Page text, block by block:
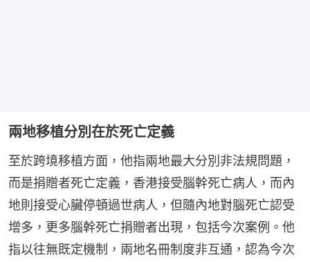
兩地移植分別在於死亡定義
至於跨境移植方面，他指兩地最大分別非法規問題，
而是捐贈者死亡定義，香港接受腦幹死亡病人，而內
地則接受心臟停頓過世病人，但隨內地對腦死亡認受
增多，更多腦幹死亡捐贈者出現，包括今次案例。他
指以往無既定機制，兩地名冊制度非互通，認為今次